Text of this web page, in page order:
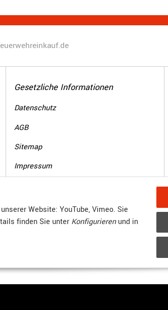
Website: YouTube, Vimeo. Sie
finden Sie unter Konfigurierenund in
Gesetzliche Informationen
Datenschutz
AGB
Sitemap
Impressum
Widerrufsrecht
WR-Formular